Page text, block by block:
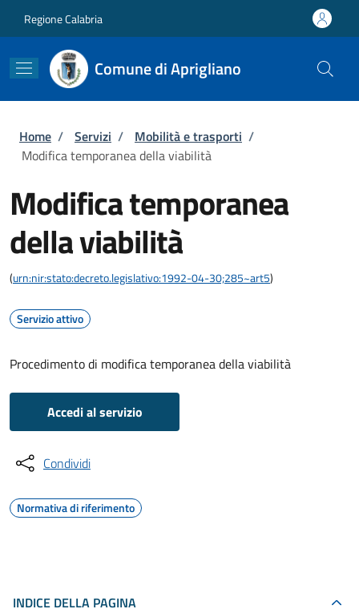
Regione Calabria
Comune di Aprigliano
Briciole di pane
Home / Servizi / Mobilità e trasporti /
Modifica temporanea della viabilità
Modifica temporanea
della viabilità
(urn:nir:stato:decreto.legislativo:1992-04-30;285~art5)
Servizio attivo
Procedimento di modifica temporanea della viabilità
Accedi al servizio
Condividi
Normativa di riferimento
INDICE DELLA PAGINA